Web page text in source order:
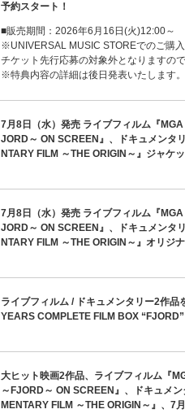
予約スタート！
■販売期間：2026年6月16日(火)12:00～
※UNIVERSAL MUSIC STOREでのご購
チケット先行応募の対象外となりますの
※特典内容の詳細は後日発表いたします。
7月8日（水）発売 ライブフィルム『
JORD～ ON SCREEN』、ドキュメンタ
NTARY FILM ～THE ORIGIN～』ジャケ
7月8日（水）発売 ライブフィルム『
JORD～ ON SCREEN』、ドキュメンタ
NTARY FILM ～THE ORIGIN～』オリジ
ライブフィルム / ドキュメンタリー2作
YEARS COMPLETE FILM BOX
大ヒット映画2作品、ライブフィルム『
～FJORD～ ON SCREEN』、ドキュメ
MENTARY FILM ～THE ORIGIN～』、7